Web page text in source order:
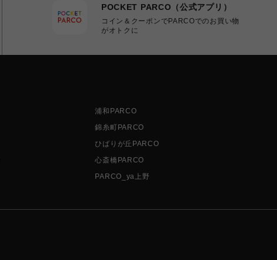
POCKET PARCO（公式アプリ）
コイン＆クーポンでPARCOでのお買い物
がオトクに
浦和PARCO
錦糸町PARCO
ひばりが丘PARCO
心斎橋PARCO
PARCO_ya上野